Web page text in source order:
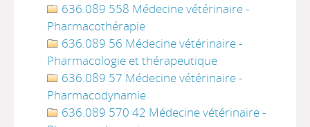
636.089 558 Médecine vétérinaire -
Pharmacothérapie
636.089 56 Médecine vétérinaire -
Pharmacologie et thérapeutique
636.089 57 Médecine vétérinaire -
Pharmacodynamie
636.089 570 42 Médecine vétérinaire -